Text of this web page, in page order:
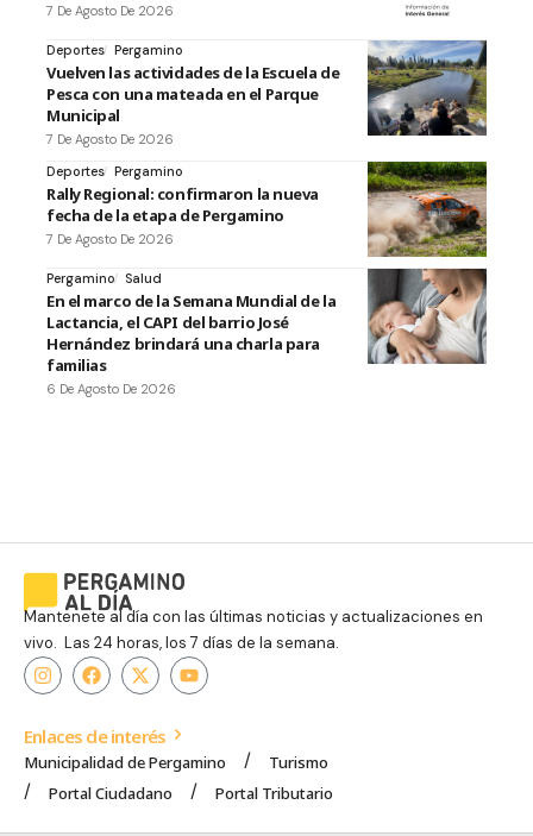
7 De Agosto De 2026
Deportes Pergamino
Vuelven las actividades de la Escuela de
Pesca con una mateada en el Parque
Municipal
7 De Agosto De 2026
Deportes Pergamino
Rally Regional: confirmaron la nueva
fecha de la etapa de Pergamino
7 De Agosto De 2026
Pergamino Salud
En el marco de la Semana Mundial de la
Lactancia, el CAPI del barrio José
Hernández brindará una charla para
familias
6 De Agosto De 2026
Mantenete al día con las últimas noticias y actualizaciones en
vivo. Las 24 horas, los 7 días de la semana.
Enlaces de interés
Municipalidad de Pergamino
Turismo
Portal Ciudadano
Portal Tributario